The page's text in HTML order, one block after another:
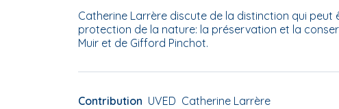
Catherine Larrère discute de la distinction qui
protection de la nature: la préservation et la
Muir et de Gifford Pinchot.
Contribution UVED Catherine Larrère